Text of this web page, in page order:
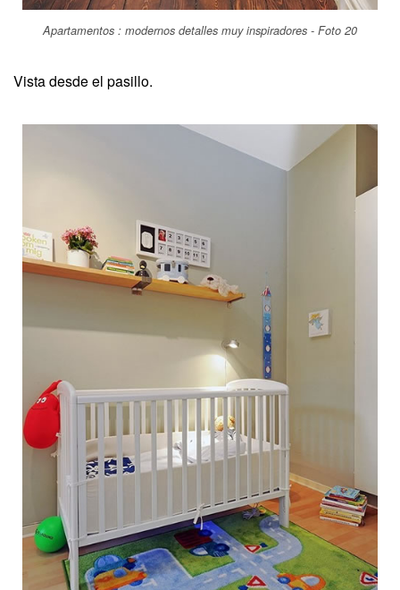
Apartamentos : modernos detalles muy inspiradores - Foto 20
Vista desde el pasillo.